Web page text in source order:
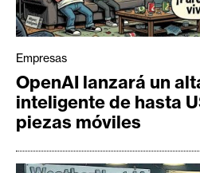
Empresas
OpenAI lanzará un
inteligente de hasta
piezas móviles